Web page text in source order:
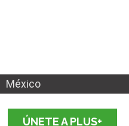
México
ÚNETE A PLUS+